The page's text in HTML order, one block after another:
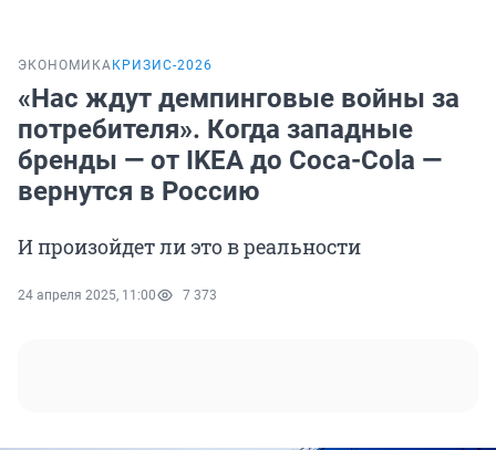
ЭКОНОМИКА КРИЗИС-2026
«Нас ждут демпинговые войны за
потребителя». Когда западные
бренды — от IKEA до Coca-Cola —
вернутся в Россию
И произойдет ли это в реальности
24 апреля 2025, 11:00 7 373